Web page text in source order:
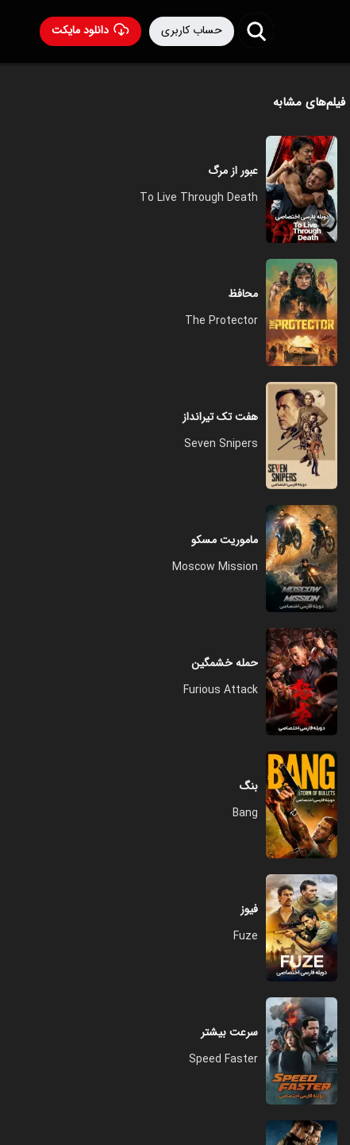
دانلود مایکت حساب کاربری
فیلم‌های مشابه
عبور از مرگ
To Live Through Death
محافظ
The Protector
هفت تک تیرانداز
Seven Snipers
ماموریت مسکو
Moscow Mission
حمله خشمگین
Furious Attack
بنگ
Bang
فیوز
Fuze
سرعت بیشتر
Speed Faster